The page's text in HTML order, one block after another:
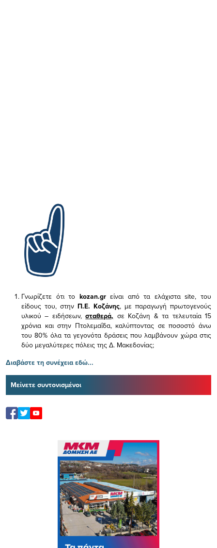
Γνωρίζετε ότι το kozan.gr είναι από τα ελάχισταsite, του
είδους του, στην Π.Ε. Κοζάνης, με παραγωγή πρωτογενούς
υλικού – ειδήσεων,σταθερά, σε Κοζάνη & τα τελευταία 15
χρόνια και στην Πτολεμαΐδα, καλύπτοντας σε ποσοστό άνω
του 80% όλα τα γεγονότα δράσεις που λαμβάνουν χώρα στις
δύο μεγαλύτερες πόλεις της Δ. Μακεδονίας;
Διαβάστε τη συνέχεια εδώ...
Μείνετε συντονισμένοι